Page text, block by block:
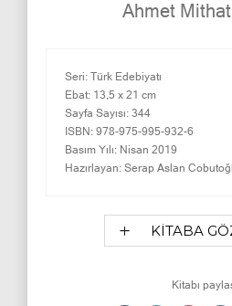
Ahmet
Seri: Türk Edebiyatı
Ebat: 13,5 x 21 cm
Sayfa Sayısı: 344
ISBN: 978-975-995-932-6
Basım Yılı: Nisan 2019
Hazırlayan: Serap Aslan
KİTABA
Kitabı